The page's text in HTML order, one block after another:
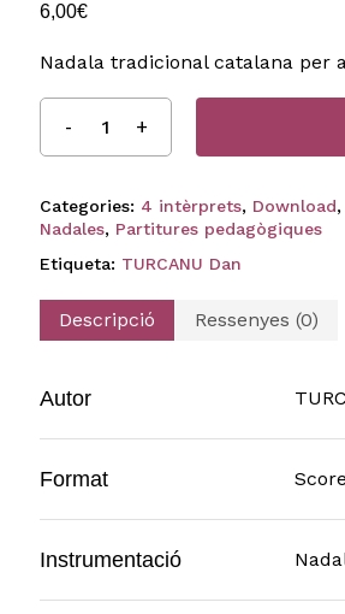
6,00€
Nadala tradicional catalana per
Categories: 4 intèrprets, Download,
Nadales, Partitures pedagògiques
Etiqueta: TURCANU Dan
Descripció Ressenyes (0)
Autor
Format
Instrumentació